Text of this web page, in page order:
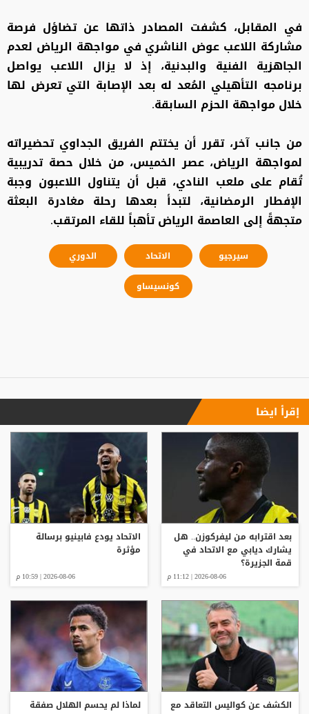
في المقابل، كشفت المصادر ذاتها عن تضاؤل فرصة
مشاركة اللاعب عوض الناشري في مواجهة الرياض لعدم
الجاهزية الفنية والبدنية، إذ لا يزال اللاعب يواصل
برنامجه التأهيلي المُعد له بعد الإصابة التي تعرض لها
خلال مواجهة الحزم السابقة.
من جانب آخر، تقرر أن يختتم الفريق الجداوي تحضيراته
لمواجهة الرياض، عصر الخميس، من خلال حصة تدريبية
تُقام على ملعب النادي، قبل أن يتناول اللاعبون وجبة
الإفطار الرمضانية، لتبدأ بعدها رحلة مغادرة البعثة
متجهةً إلى العاصمة الرياض تأهباً للقاء المرتقب.
سيرجيو الاتحاد
الدوري
كونسيساو
إقرأ ايضا
بعد اقترابه من ليفركوزن.. هل
يشارك ديابي مع الاتحاد في
قمة الجزيرة؟
2026-08-06 | 11:12 م
الاتحاد يودع فابينيو برسالة
مؤثرة
2026-08-06 | 10:59 م
الكشف عن كواليس التعاقد مع
لماذا لم يحسم الهلال صفقة